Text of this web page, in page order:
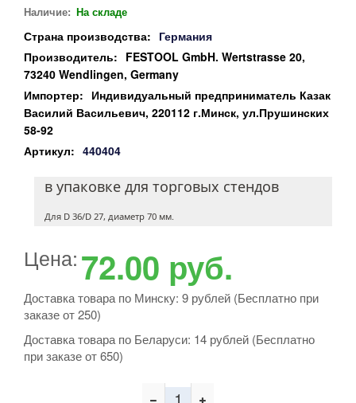
Наличие: На складе
Страна производства: Германия
Производитель: FESTOOL GmbH. Wertstrasse 20,
73240 Wendlingen, Germany
Импортер: Индивидуальный предприниматель Казак
Василий Васильевич, 220112 г.Минск, ул.Прушинских
58-92
Артикул: 440404
в упаковке для торговых стендов
Для D 36/D 27, диаметр 70 мм.
Цена:72.00 руб.
Доставка товара по Минску: 9 рублей (Бесплатно при
заказе от 250)
Доставка товара по Беларуси: 14 рублей (Бесплатно
при заказе от 650)